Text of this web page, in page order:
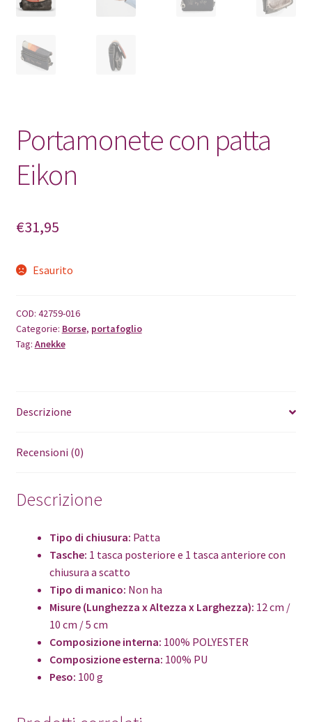
Portamonete con patta
Eikon
€31,95
Esaurito
COD: 42759-016
Categorie: Borse, portafoglio
Tag: Anekke
Descrizione
Recensioni (0)
Descrizione
Tipo di chiusura: Patta
Tasche: 1 tasca posteriore e 1 tasca anteriore con
chiusura a scatto
Tipo di manico: Non ha
Misure (Lunghezza x Altezza x Larghezza): 12 cm /
10 cm / 5 cm
Composizione interna: 100% POLYESTER
Composizione esterna: 100% PU
Peso: 100 g